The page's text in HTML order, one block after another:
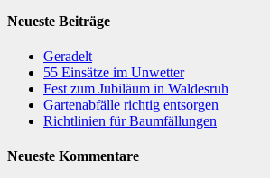
Neueste Beiträge
Geradelt
​55 Einsätze im Unwetter
Fest zum Jubiläum in Waldesruh
Gartenabfälle richtig entsorgen
Richtlinien für Baumfällungen
Neueste Kommentare